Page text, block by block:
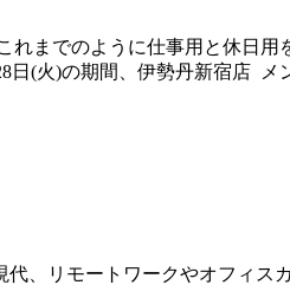
までのように仕事用と休日
(火)の期間、伊勢丹新宿店 メ
、リモートワークやオフィス